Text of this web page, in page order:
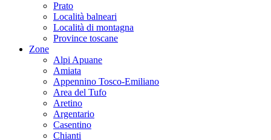
Prato
Località balneari
Località di montagna
Province toscane
Zone
Alpi Apuane
Amiata
Appennino Tosco-Emiliano
Area del Tufo
Aretino
Argentario
Casentino
Chianti